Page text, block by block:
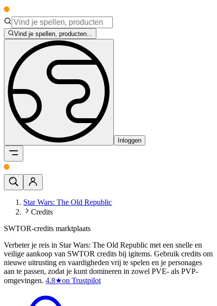
Vind je spellen, producten...
Inloggen
Star Wars: The Old Republic
Credits
SWTOR-credits marktplaats
Verbeter je reis in Star Wars: The Old Republic met een snelle en
veilige aankoop van SWTOR credits bij igitems. Gebruik credits om
nieuwe uitrusting en vaardigheden vrij te spelen en je personages
aan te passen, zodat je kunt domineren in zowel PVE- als PVP-
omgevingen. 4.8★on Trustpilot